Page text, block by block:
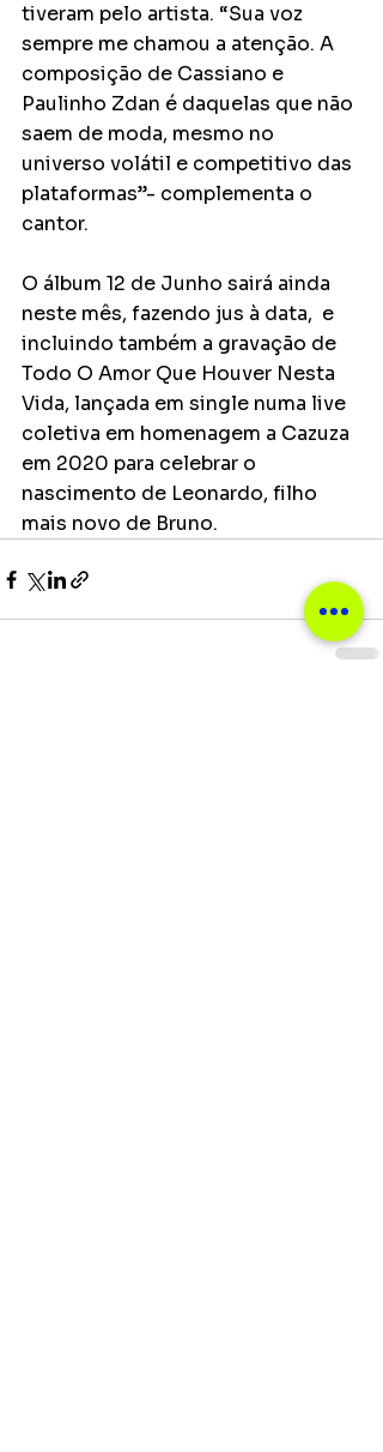
tiveram pelo artista. “Sua voz
sempre me chamou a atenção. A
composição de Cassiano e
Paulinho Zdan é daquelas que não
saem de moda, mesmo no
universo volátil e competitivo das
plataformas”- complementa o
cantor.
O álbum 12 de Junho sairá ainda
neste mês, fazendo jus à data,  e
incluindo também a gravação de
Todo O Amor Que Houver Nesta
Vida, lançada em single numa live
coletiva em homenagem a Cazuza
em 2020 para celebrar o
nascimento de Leonardo, filho
mais novo de Bruno.